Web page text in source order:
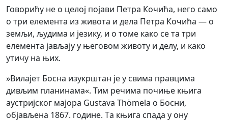
Говорићу не о целој појави Петра Кочића, него само
о три елемента из живота и дела Петра Кочића — о
земљи, људима и језику, и о томе како се та три
елемента јављају у његовом животу и делу, и како
утичу на њих.
»Вилајет Босна изукрштан је у свима правцима
дивљим планинама«. Тим речима почиње књига
аустријског мајора Gustava Тhömela о Босни,
објављена 1867. године. Tа књига спада у ону